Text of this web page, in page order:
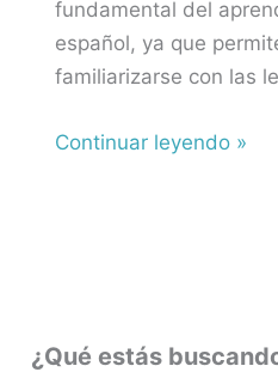
fundamental del
español, ya que
familiarizarse con las
Continuar leyendo »
¿Qué estás